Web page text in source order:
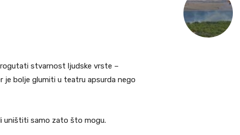
stvarnost ljudske vrste –
je bolje glumiti u teatru apsurda nego
uništiti samo zato što mogu.